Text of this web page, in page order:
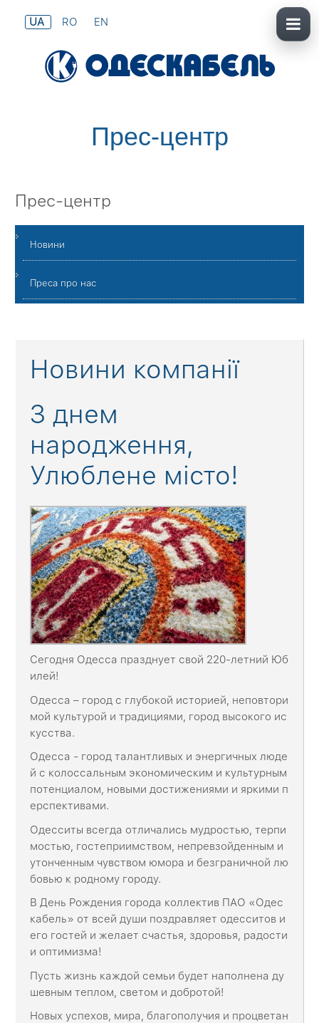
UA RO EN
Прес-центр
Прес-центр
Новини
Преса про нас
Новини компанії
З днем
народження,
Улюблене місто!
Сегодня Одесса празднует свой 220-летний Юб
илей!
Одесса – город с глубокой историей, неповтори
мой культурой и традициями, город высокого ис
кусства.
Одесса - город талантливых и энергичных люде
й с колоссальным экономическим и культурным
потенциалом, новыми достижениями и яркими п
ерспективами.
Одесситы всегда отличались мудростью, терпи
мостью, гостеприимством, непревзойденным и
утонченным чувством юмора и безграничной лю
бовью к родному городу.
В День Рождения города коллектив ПАО «Одес
кабель» от всей души поздравляет одесситов и
его гостей и желает счастья, здоровья, радости
и оптимизма!
Пусть жизнь каждой семьи будет наполнена ду
шевным теплом, светом и добротой!
Новых успехов, мира, благополучия и процветан